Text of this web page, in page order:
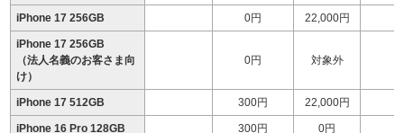
iPhone 17 256GB 0円 22,000円
iPhone 17 256GB
（法人名義のお客さま向
け）
0円 対象外
iPhone 17 512GB 300円 22,000円
iPhone 16 Pro 128GB 300円 0円